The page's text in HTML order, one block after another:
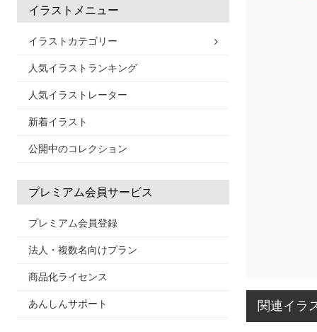
イラストメニュー
イラストカテゴリー
人気イラストランキング
人気イラストレーター
新着イラスト
公開中のコレクション
プレミアム会員サービス
プレミアム会員登録
法人・複数名向けプラン
商品化ライセンス
あんしんサポート 関連イラ